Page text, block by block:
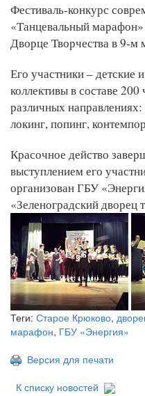
Фестиваль-конкурс
«Танцевальный
Дворце Творчества в 9-м
Его участники – детские
коллективы в составе
различных
локинг, попинг,
Красочное действо
выступлением его
организован ГБУ
«Зеленоградский дворец
Теги: Старое Крюково,
марафон, ГБУ «Энергия»
Версия для печати
К списку новостей